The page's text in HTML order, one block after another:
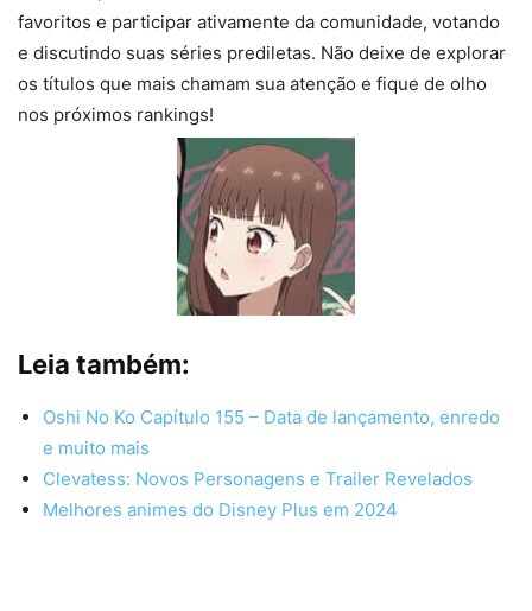
favoritos e participar ativamente da comunidade, votando
e discutindo suas séries prediletas. Não deixe de explorar
os títulos que mais chamam sua atenção e fique de olho
nos próximos rankings!
Leia também:
Oshi No Ko Capítulo 155 – Data de lançamento, enredo
e muito mais
Clevatess: Novos Personagens e Trailer Revelados
Melhores animes do Disney Plus em 2024